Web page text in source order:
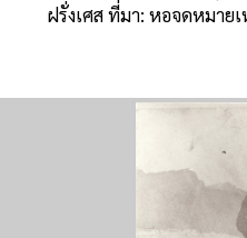
ฝรั่งเศส ที่มา: หอจดหมาย